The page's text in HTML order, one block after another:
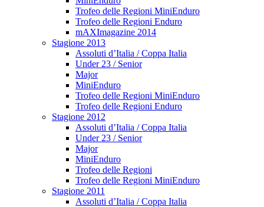
Trofeo delle Regioni MiniEnduro
Trofeo delle Regioni Enduro
mAXImagazine 2014
Stagione 2013
Assoluti d’Italia / Coppa Italia
Under 23 / Senior
Major
MiniEnduro
Trofeo delle Regioni MiniEnduro
Trofeo delle Regioni Enduro
Stagione 2012
Assoluti d’Italia / Coppa Italia
Under 23 / Senior
Major
MiniEnduro
Trofeo delle Regioni
Trofeo delle Regioni MiniEnduro
Stagione 2011
Assoluti d’Italia / Coppa Italia